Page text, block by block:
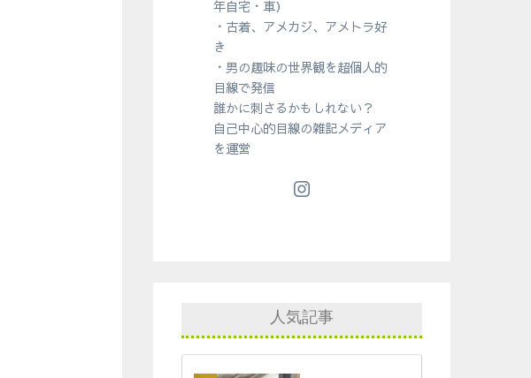
年自宅・車）
・古着、アメカジ、アメトラ好
き
・男の趣味の世界観を超個人的
目線で発信
誰かに刺さるかもしれない？
自己中心的目線の雑記メディア
を運営
人気記事